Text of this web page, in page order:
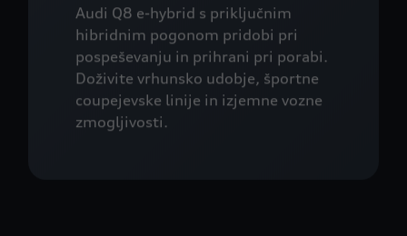
Audi Q8 e-hybrid s priključnim
hibridnim pogonom pridobi pri
pospeševanju in prihrani pri porabi.
Doživite vrhunsko udobje, športne
coupejevske linije in izjemne vozne
zmogljivosti.